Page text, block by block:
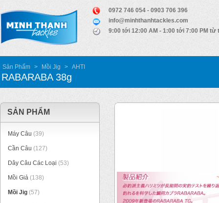
0972 746 054 - 0903 706 396
info@minhthanhtackles.com
9:00 tới 12:00 AM - 1:00 tới 7:00 PM từ
Sản Phẩm > Mồi Jig > AHTI
RABARABA 38g
SẢN PHẨM
Máy Câu (39)
Cần Câu (127)
Dây Câu Các Loại (53)
Mồi Giả (138)
Mồi Jig (57)